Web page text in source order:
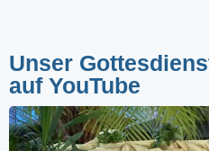
Unser
auf YouTube